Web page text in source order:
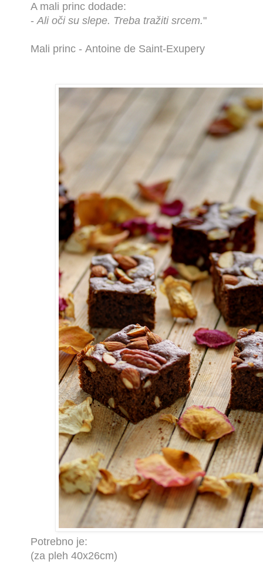
A mali princ dodade:
-Ali oči su slepe. Treba tražiti srcem."
Mali princ - Antoine de Saint-Exupery
Potrebno je:
(za pleh 40x26cm)